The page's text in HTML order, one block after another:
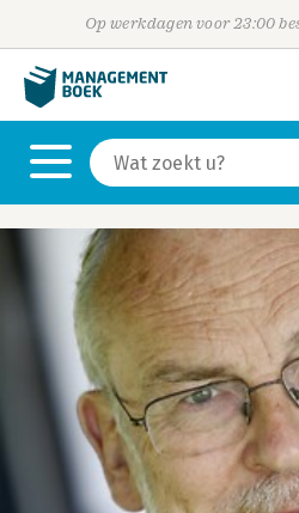
Op werkdagen voor 23:00